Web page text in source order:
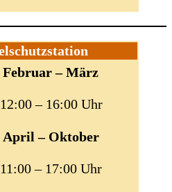
Februar – März
12:00 – 16:00 Uhr
April – Oktober
11:00 – 17:00 Uhr